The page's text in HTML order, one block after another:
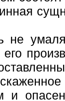
не
его
и